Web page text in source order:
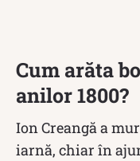
Cum arăta
anilor 1800?
Ion Creangă a
iarnă, chiar în